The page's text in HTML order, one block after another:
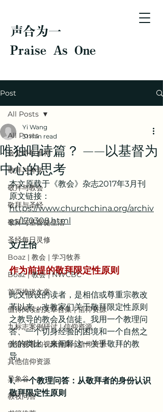
声合为一
Praise As One
Post
All Posts
会众诗歌推荐
敬拜与神学
敬拜与教会
敬拜与圣经
敬拜与基督徒生活
圣经每日灵修
Boaz | 教会 | 学习牧养
Boaz | 教会 | NWCBC
首页推送文章
值得阅读的文章合集 | 信仰资源
九标志案例研讨 | 信仰资源
值得观看的视频合集 | 信仰资源
其他信仰资源
异象谷
教牧问答
All Posts
唯独唱诗篇？ ——以基督为
中心的思考
Yi Wang
31 min read
本文原载于《教会》杂志2017年3月刊
原文链接：
https://www.churchchina.org/archiv
es/170308.html
文/王怡
作为前提的敬拜限定性原则
此文假设的读者，是相信或尊重宗教改
革以来，改教家们关于敬拜限定性原则
之教导的教会及信徒。我用一个教理问
答、一个切身经验的困境和一个自然之
光的类比，来阐释这一关乎敬拜的教
导。
1、一个教理问答：从敬拜者的身份认识
敬拜限定性原则